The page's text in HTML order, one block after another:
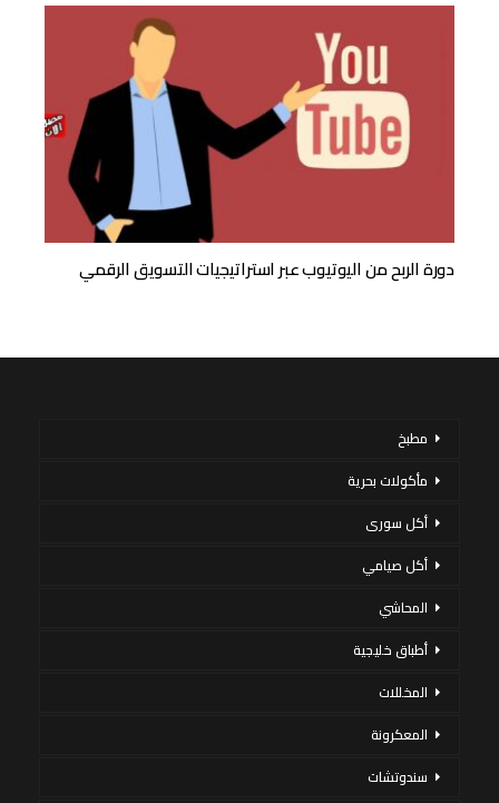
دورة الربح من اليوتيوب عبر استراتيجيات التسويق الرقمي
مطبخ
مأكولات بحرية
أكل سورى
أكل صيامي
المحاشي
أطباق خليجية
المخللات
المعكرونة
سندوتشات